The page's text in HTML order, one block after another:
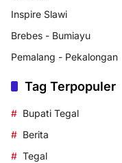
Inspire Slawi
Brebes - Bumiayu
Pemalang - Pekalongan
Tag Terpopuler
Bupati Tegal
Berita
Tegal